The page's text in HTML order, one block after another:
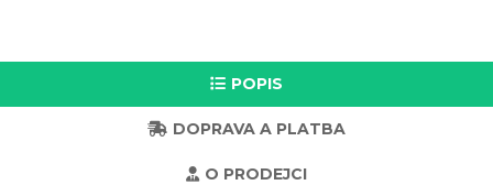
POPIS
DOPRAVA A PLATBA
O PRODEJCI